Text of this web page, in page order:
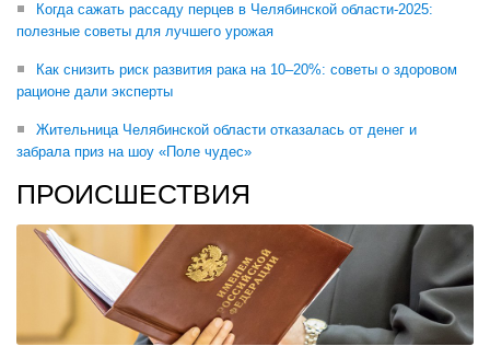
Когда сажать рассаду перцев в Челябинской области-2025:
полезные советы для лучшего урожая
Как снизить риск развития рака на 10–20%: советы о здоровом
рационе дали эксперты
Жительница Челябинской области отказалась от денег и
забрала приз на шоу «Поле чудес»
ПРОИСШЕСТВИЯ